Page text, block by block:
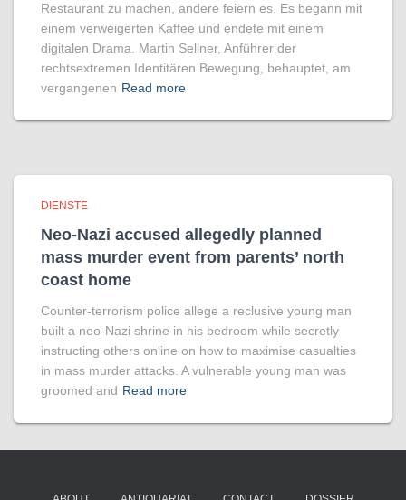
Restaurant zu machen, andere feiern es. Es begann mit
einem verweigerten Kaffee und endete mit einem
digitalen Drama. Martin Sellner, Anführer der
rechtsextremen Identitären Bewegung, behauptet, am
vergangenen Read more
DIENSTE
Neo-Nazi accused allegedly planned
mass murder event from parents’ north
coast home
Counter-terrorism police allege a reclusive young man
built a neo-Nazi shrine in his bedroom while secretly
instructing others online on how to maximise casualties
in mass murder attacks. A vulnerable young man was
groomed and Read more